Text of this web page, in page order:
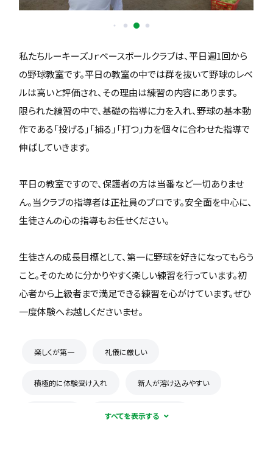
私たちルーキーズＪｒベースボールクラブは、平日週1回から
の野球教室です。平日の教室の中では群を抜いて野球のレベ
ルは高いと評価され、その理由は練習の内容にあります。
限られた練習の中で、基礎の指導に力を入れ、野球の基本動
作である「投げる」「捕る」「打つ」力を個々に合わせた指導で
伸ばしていきます。
平日の教室ですので、保護者の方は当番など一切ありませ
ん。当クラブの指導者は正社員のプロです。安全面を中心に、
生徒さんの心の指導もお任せください。
生徒さんの成長目標として、第一に野球を好きになってもらう
こと。そのために分かりやすく楽しい練習を行っています。初
心者から上級者まで満足できる練習を心がけています。ぜひ
一度体験へお越しくださいませ。
楽しくが第一 礼儀に厳しい
積極的に体験受け入れ 新人が溶け込みやすい
コーチとの距離感が近い